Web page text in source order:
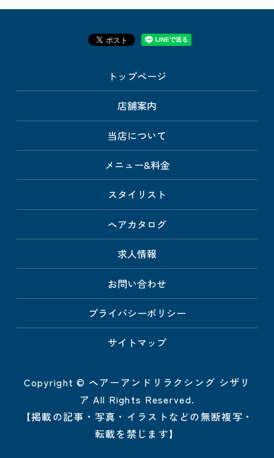
トップページ
店舗案内
当店について
メニュー&料金
スタイリスト
ヘアカタログ
求人情報
お問い合わせ
プライバシーポリシー
サイトマップ
Copyright © ヘアーアンドリラクシング シザリ
ア All Rights Reserved.
【掲載の記事・写真・イラストなどの無断複写・
転載を禁じます】